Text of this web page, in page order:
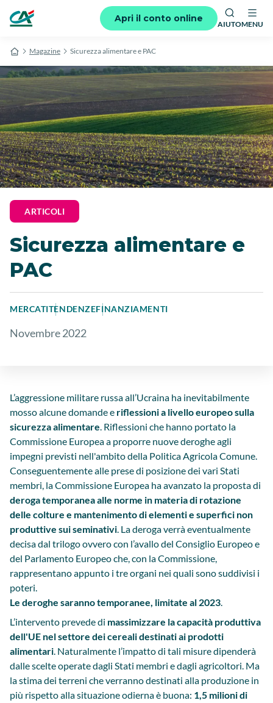
Apri il conto online
AIUTOMENU
Magazine Sicurezza alimentare e PAC
ARTICOLI
Sicurezza alimentare e
PAC
MERCATITENDENZEFINANZIAMENTI
Novembre 2022
L’aggressione militare russa all’Ucraina ha inevitabilmente
mosso alcune domande e riflessioni a livello europeo sulla
sicurezza alimentare. Riflessioni che hanno portato la
Commissione Europea a proporre nuove deroghe agli
impegni previsti nell'ambito della Politica Agricola Comune.
Conseguentemente alle prese di posizione dei vari Stati
membri, la Commissione Europea ha avanzato la proposta di
deroga temporanea alle norme in materia di rotazione
delle colture e mantenimento di elementi e superfici non
produttive sui seminativi. La deroga verrà eventualmente
decisa dal trilogo ovvero con l’avallo del Consiglio Europeo e
del Parlamento Europeo che, con la Commissione,
rappresentano appunto i tre organi nei quali sono suddivisi i
poteri.
Le deroghe saranno temporanee, limitate al 2023.
L’intervento prevede di massimizzare la capacità produttiva
dell'UE nel settore dei cereali destinati ai prodotti
alimentari. Naturalmente l’impatto di tali misure dipenderà
dalle scelte operate dagli Stati membri e dagli agricoltori. Ma
la stima dei terreni che verranno destinati alla produzione in
più rispetto alla situazione odierna è buona: 1,5 milioni di